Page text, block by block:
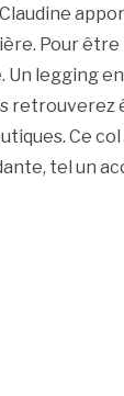
Pour être
legging
retrouverez
Ce
tel un